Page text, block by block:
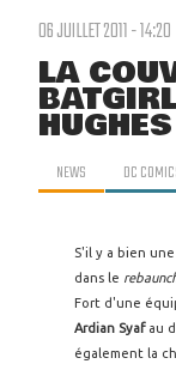
06 JUILLET 2011 - 14:20
LA
HUGHES
NEWS DC
S'il y a bien
dans le
Fort d'une
Ardian Syafau
également la